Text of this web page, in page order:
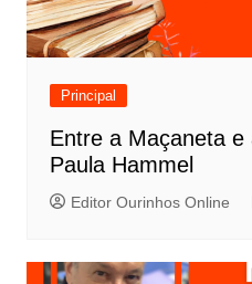
Principal
Entre a Maçaneta
Paula Hammel
Editor Ourinhos Online